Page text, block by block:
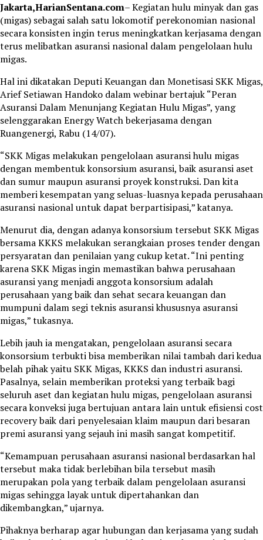
Jakarta,HarianSentana.com– Kegiatan hulu minyak dan gas
(migas) sebagai salah satu lokomotif perekonomian nasional
secara konsisten ingin terus meningkatkan kerjasama dengan
terus melibatkan asuransi nasional dalam pengelolaan hulu
migas.
Hal ini dikatakan Deputi Keuangan dan Monetisasi SKK Migas,
Arief Setiawan Handoko dalam webinar bertajuk “Peran
Asuransi Dalam Menunjang Kegiatan Hulu Migas”, yang
selenggarakan Energy Watch bekerjasama dengan
Ruangenergi, Rabu (14/07).
“SKK Migas melakukan pengelolaan asuransi hulu migas
dengan membentuk konsorsium asuransi, baik asuransi aset
dan sumur maupun asuransi proyek konstruksi. Dan kita
memberi kesempatan yang seluas-luasnya kepada perusahaan
asuransi nasional untuk dapat berpartisipasi,” katanya.
Menurut dia, dengan adanya konsorsium tersebut SKK Migas
bersama KKKS melakukan serangkaian proses tender dengan
persyaratan dan penilaian yang cukup ketat. “Ini penting
karena SKK Migas ingin memastikan bahwa perusahaan
asuransi yang menjadi anggota konsorsium adalah
perusahaan yang baik dan sehat secara keuangan dan
mumpuni dalam segi teknis asuransi khususnya asuransi
migas,” tukasnya.
Lebih jauh ia mengatakan, pengelolaan asuransi secara
konsorsium terbukti bisa memberikan nilai tambah dari kedua
belah pihak yaitu SKK Migas, KKKS dan industri asuransi.
Pasalnya, selain memberikan proteksi yang terbaik bagi
seluruh aset dan kegiatan hulu migas, pengelolaan asuransi
secara konveksi juga bertujuan antara lain untuk efisiensi cost
recovery baik dari penyelesaian klaim maupun dari besaran
premi asuransi yang sejauh ini masih sangat kompetitif.
“Kemampuan perusahaan asuransi nasional berdasarkan hal
tersebut maka tidak berlebihan bila tersebut masih
merupakan pola yang terbaik dalam pengelolaan asuransi
migas sehingga layak untuk dipertahankan dan
dikembangkan,” ujarnya.
Pihaknya berharap agar hubungan dan kerjasama yang sudah